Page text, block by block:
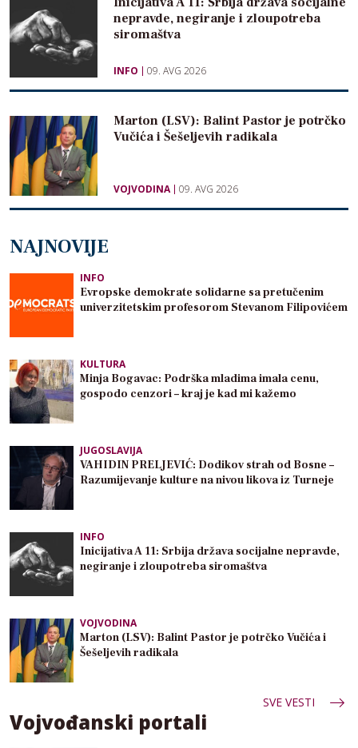
nepravde, negiranje i zloupotreba
siromaštva
INFO 09. AVG 2026
Marton (LSV): Balint Pastor je potrčko
Vučića i Šešeljevih radikala
VOJVODINA 09. AVG 2026
NAJNOVIJE
INFO
Evropske demokrate solidarne sa pretučenim
univerzitetskim profesorom Stevanom Filipovićem
KULTURA
Minja Bogavac: Podrška mladima imala cenu,
gospodo cenzori – kraj je kad mi kažemo
JUGOSLAVIJA
VAHIDIN PRELJEVIĆ: Dodikov strah od Bosne –
Razumijevanje kulture na nivou likova iz Turneje
INFO
Inicijativa A 11: Srbija država socijalne nepravde,
negiranje i zloupotreba siromaštva
VOJVODINA
Marton (LSV): Balint Pastor je potrčko Vučića i
Šešeljevih radikala
SVE VESTI
Vojvođanski portali